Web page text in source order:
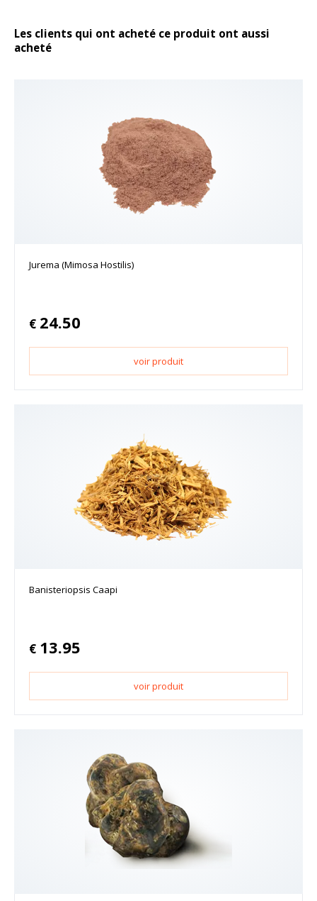
Les clients qui ont acheté ce produit ont aussi
acheté
Jurema (Mimosa Hostilis)
€ 24.50
voir produit
Banisteriopsis Caapi
€ 13.95
voir produit